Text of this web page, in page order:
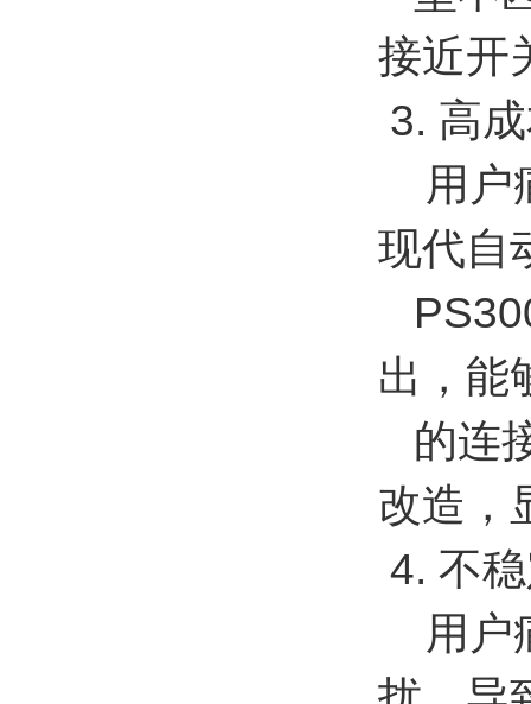
接近开
3. 高
用户
现代自
出，能
的连
改造，
4. 不
用户